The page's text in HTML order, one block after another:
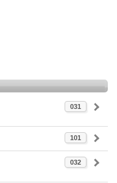
031
101
032